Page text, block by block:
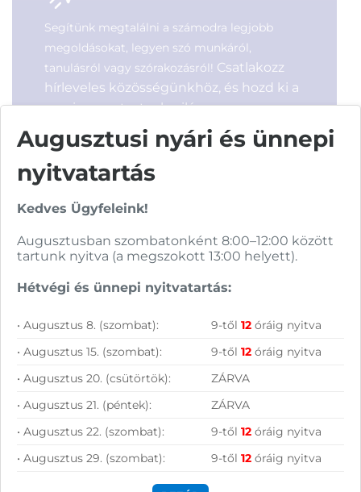
Segítünk megtalálni a számodra legjobb
megoldásokat, legyen szó munkáról,
tanulásról vagy szórakozásról! Csatlakozz
hírleveles közösségünkhöz, és hozd ki a
maximumot a tech-világ
lehetőségeiből!
Elfogadom az
ÁSZF
Augusztusi nyári és ünnepi
nyitvatartás
Kedves Ügyfeleink!
Augusztusban szombatonként 8:00–12:00 között
tartunk nyitva (a megszokott 13:00 helyett).
Hétvégi és ünnepi nyitvatartás:
• Augusztus 8. (szombat): 9-től12 óráig nyitva
• Augusztus 15. (szombat):
9-től12 óráig nyitva
• Augusztus 20. (csütörtök):
ZÁRVA
• Augusztus 21. (péntek):
ZÁRVA
• Augusztus 22. (szombat):
9-től12 óráig nyitva
• Augusztus 29. (szombat):
9-től12 óráig nyitva